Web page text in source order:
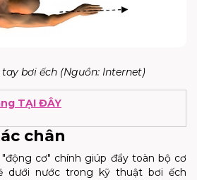
bơi ếch (Nguồn: Internet)
TẠI ĐÂY
chân
cơ" chính giúp đẩy toàn bộ cơ
dưới nước trong kỹ thuật bơi ếch